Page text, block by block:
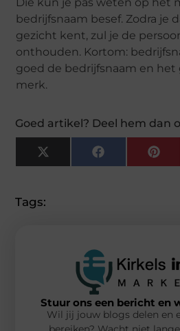
Die kun je pas weten op het
bedrijfsnaam besef. Zodra je
gezicht kent, zul je de
onthouden. Kortom:
goed de bedrijfsnaam en het
merk.
Goed artikel? Deel hem dan
X
(Twitter)
Facebook
Tags:
Stuur ons een bericht en
Wil jij jouw blogs delen en